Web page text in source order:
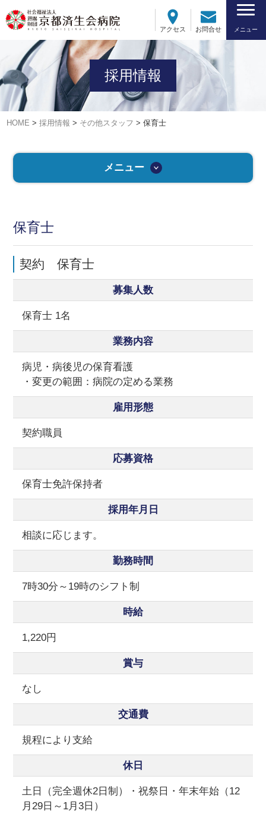
アクセス お問合せ メニュー
採用情報
HOME >採用情報 > その他スタッフ >保育士
メニュー
保育士
契約 保育士
募集人数
保育士 1名
業務内容
病児・病後児の保育看護
・変更の範囲：病院の定める業務
雇用形態
契約職員
応募資格
保育士免許保持者
採用年月日
相談に応じます。
勤務時間
7時30分～19時のシフト制
時給
1,220円
賞与
なし
交通費
規程により支給
休日
土日（完全週休2日制）・祝祭日・年末年始（12
月29日～1月3日）